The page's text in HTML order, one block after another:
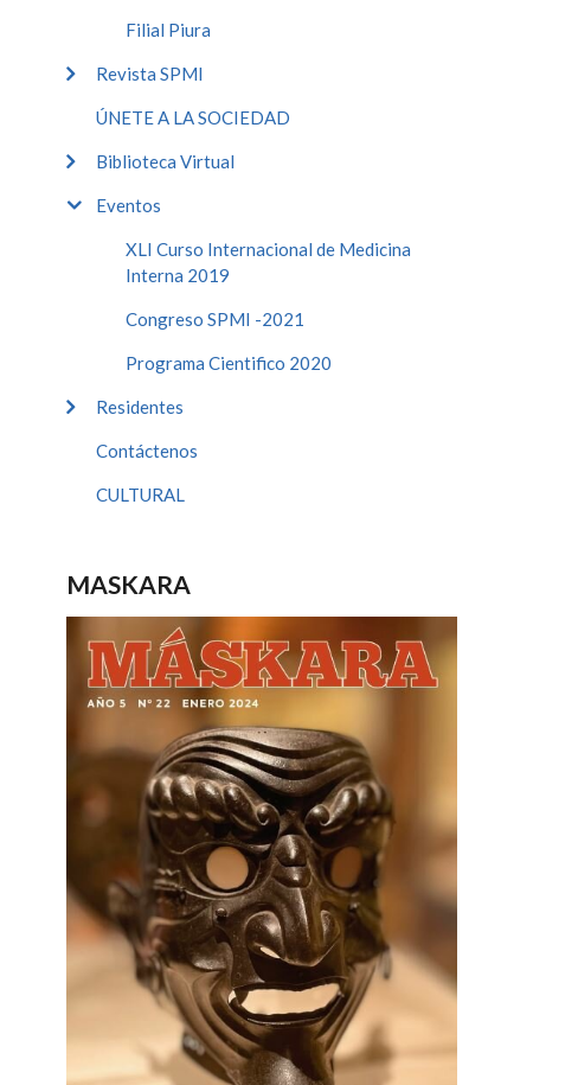
Filial Piura
Revista SPMI
ÚNETE A LA SOCIEDAD
Biblioteca Virtual
Eventos
XLI Curso Internacional de Medicina
Interna 2019
Congreso SPMI -2021
Programa Cientifico 2020
Residentes
Contáctenos
CULTURAL
MASKARA